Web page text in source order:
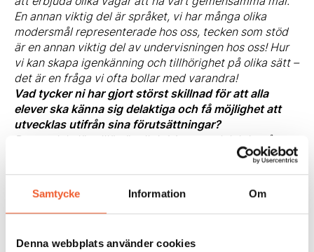
Samtycke Information Om
Denna webbplats använder cookies
En annan viktig del är språket, vi har många olika
modersmål representerade hos oss, tecken som stöd
är en annan viktig del av undervisningen hos oss! Hur
vi kan skapa igenkänning och tillhörighet på olika sätt –
det är en fråga vi ofta bollar med varandra!
Vad tycker ni har gjort störst skillnad för att alla
elever ska känna sig delaktiga och få möjlighet att
utvecklas utifrån sina förutsättningar?
Den sociala lärmiljön är viktig! Att vara delaktig på
papper är en sak men vår strävan är att alla ska känna
sig delaktiga i en gemenskap! En viktig del för att
uppnå det är att vi skapar tillfällen för det, där vi tränar
på att vara en del av en gemenskap och där vi vuxna
visar vägen för hur det ska gå till. En annan oerhört
olika och lär sig på olika sätt. Om inte vi vuxna banar